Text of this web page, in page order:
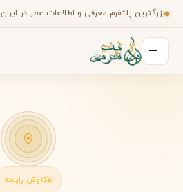
بزرگترین پلتفرم معرفی و اطلاعات عطر در ایران
کاوش رایحه